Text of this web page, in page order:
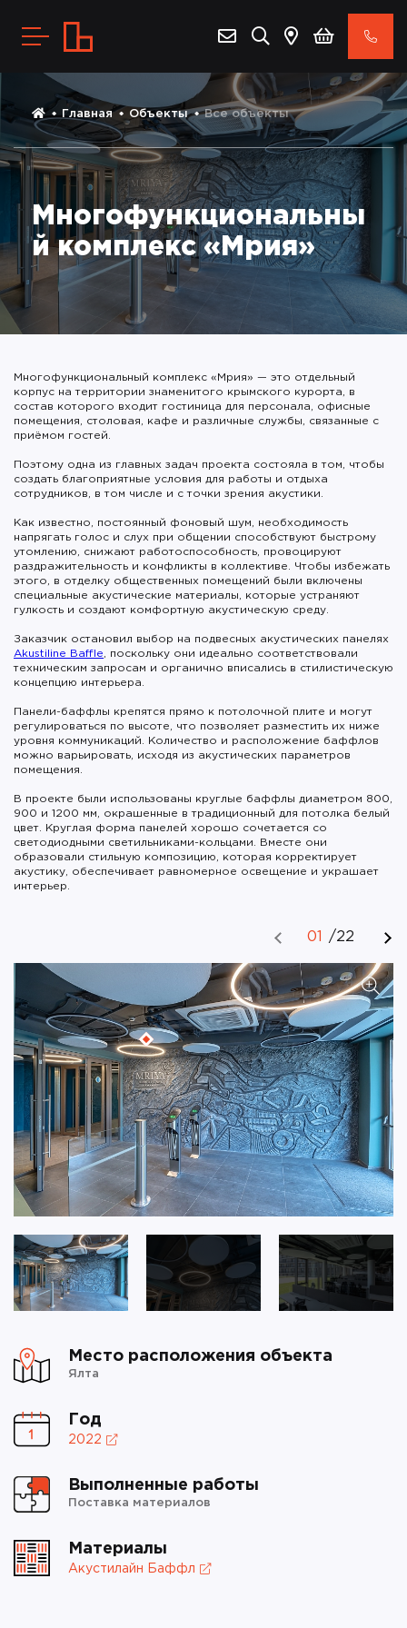
Главная Объекты Все объекты
Многофункциональны
й комплекс «Мрия»
Многофункциональный комплекс «Мрия» — это отдельный
корпус на территории знаменитого крымского курорта, в
состав которого входит гостиница для персонала, офисные
помещения, столовая, кафе и различные службы, связанные с
приёмом гостей.
Поэтому одна из главных задач проекта состояла в том, чтобы
создать благоприятные условия для работы и отдыха
сотрудников, в том числе и с точки зрения акустики.
Как известно, постоянный фоновый шум, необходимость
напрягать голос и слух при общении способствуют быстрому
утомлению, снижают работоспособность, провоцируют
раздражительность и конфликты в коллективе. Чтобы избежать
этого, в отделку общественных помещений были включены
специальные акустические материалы, которые устраняют
гулкость и создают комфортную акустическую среду.
Заказчик остановил выбор на подвесных акустических панелях
Akustiline Baffle , поскольку они идеально соответствовали
техническим запросам и органично вписались в стилистическую
концепцию интерьера.
Панели-баффлы крепятся прямо к потолочной плите и могут
регулироваться по высоте, что позволяет разместить их ниже
уровня коммуникаций. Количество и расположение баффлов
можно варьировать, исходя из акустических параметров
помещения.
В проекте были использованы круглые баффлы диаметром 800,
900 и 1200 мм, окрашенные в традиционный для потолка белый
цвет. Круглая форма панелей хорошо сочетается со
светодиодными светильниками-кольцами. Вместе они
образовали стильную композицию, которая корректирует
акустику, обеспечивает равномерное освещение и украшает
интерьер.
01 /22
Место расположения объекта
Ялта
Год
2022
Выполненные работы
Поставка материалов
Материалы
Акустилайн Баффл